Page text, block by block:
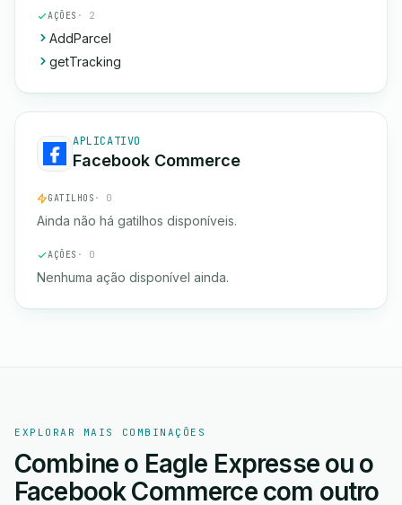
AÇÕES · 2
AddParcel
getTracking
APLICATIVO
Facebook Commerce
GATILHOS · 0
Ainda não há gatilhos disponíveis.
AÇÕES · 0
Nenhuma ação disponível ainda.
EXPLORAR MAIS COMBINAÇÕES
Combine o Eagle Expresse ou o
Facebook Commerce com outro